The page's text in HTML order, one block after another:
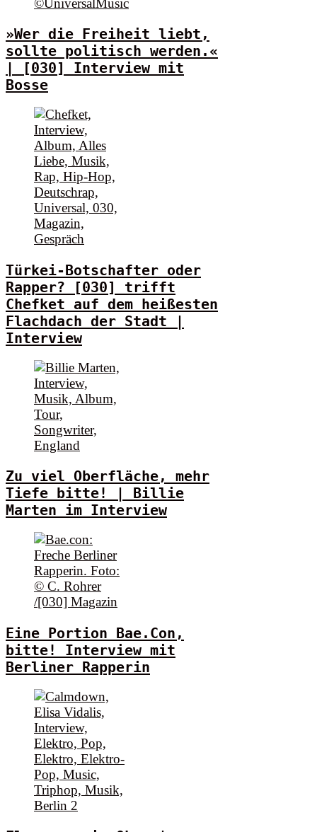
»Wer die Freiheit liebt,
sollte politisch werden.«
| [030] Interview mit
Bosse
Türkei-Botschafter oder
Rapper? [030] trifft
Chefket auf dem heißesten
Flachdach der Stadt |
Interview
Zu viel Oberfläche, mehr
Tiefe bitte! | Billie
Marten im Interview
Eine Portion Bae.Con,
bitte! Interview mit
Berliner Rapperin